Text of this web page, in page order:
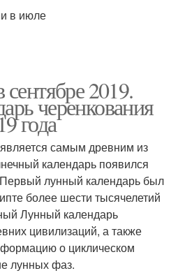
в июле
2019.
черенкования
года
самым древним из
календарь появился
лунный календарь был
более шести тысячелетий
Лунный календарь
цивилизаций, а также
о циклическом
лунных фаз.